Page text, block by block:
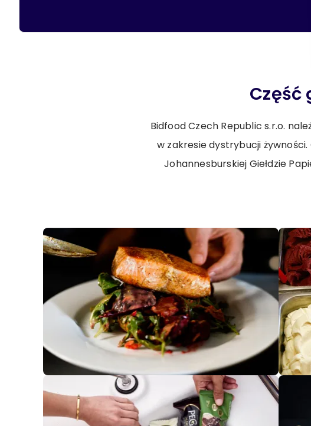
Część
Bidfood Czech Republic s.r.o.
w zakresie dystrybucji
Johannesburskiej Giełdzie